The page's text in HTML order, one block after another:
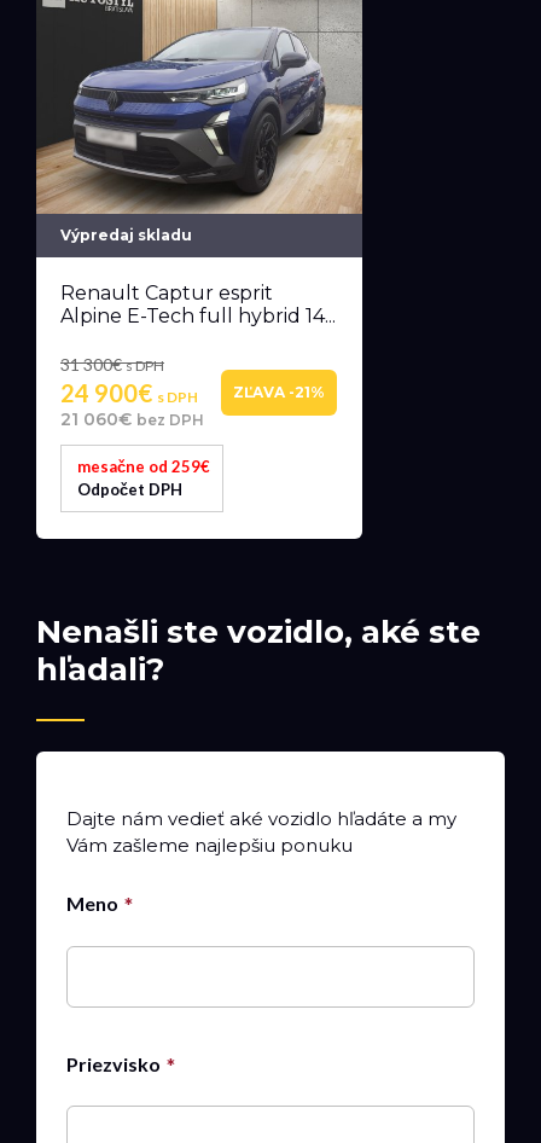
Výpredaj skladu
Renault Captur esprit
Alpine E-Tech full hybrid 14...
31 300€s DPH
24 900€ s DPH
21 060€ bez DPH
ZĽAVA -21%
mesačne od 259€
Odpočet DPH
Nenašli ste vozidlo, aké ste
hľadali?
Dajte nám vedieť aké vozidlo hľadáte a my
Vám zašleme najlepšiu ponuku
Meno
Priezvisko